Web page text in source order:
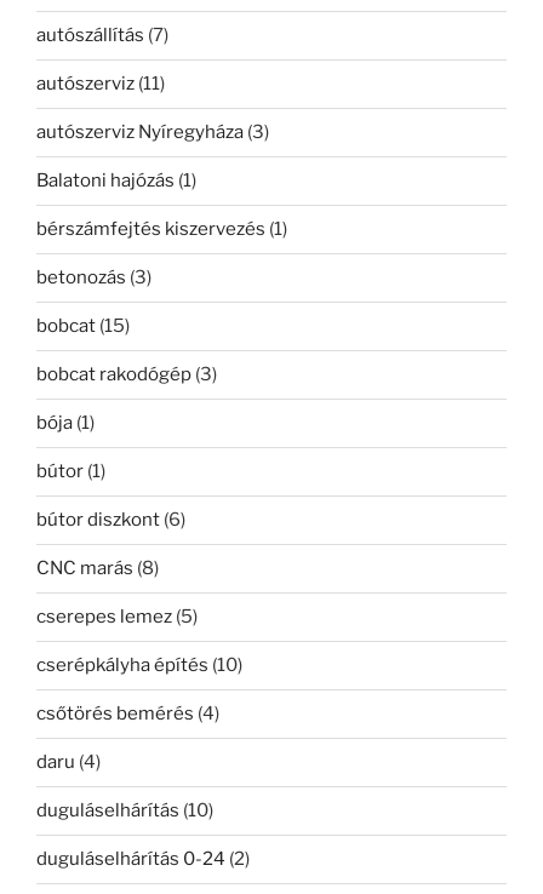
autószállítás (7)
autószerviz (11)
autószerviz Nyíregyháza (3)
Balatoni hajózás (1)
bérszámfejtés kiszervezés (1)
betonozás (3)
bobcat (15)
bobcat rakodógép (3)
bója (1)
bútor (1)
bútor diszkont (6)
CNC marás (8)
cserepes lemez (5)
cserépkályha építés (10)
csőtörés bemérés (4)
daru (4)
duguláselhárítás (10)
duguláselhárítás 0-24 (2)